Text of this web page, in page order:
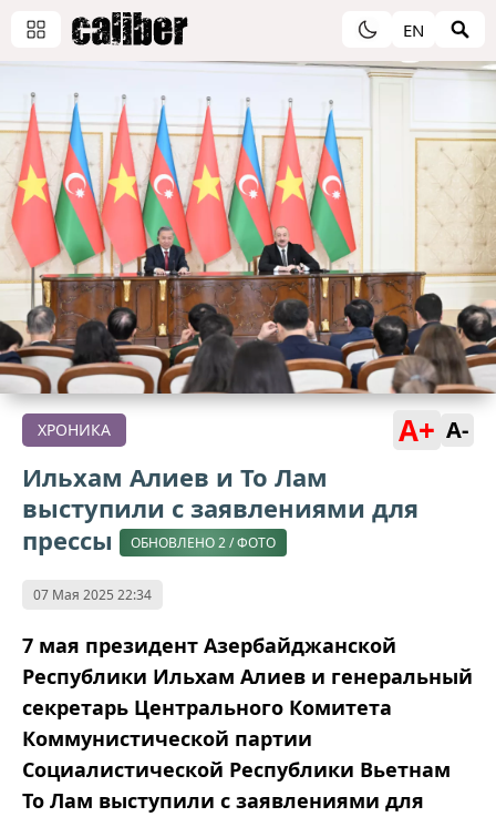
EN
ХРОНИКА A+ A-
Ильхам Алиев и То Лам
выступили с заявлениями для
прессы
ОБНОВЛЕНО 2 / ФОТО
07 Мая 2025 22:34
7 мая президент Азербайджанской
Республики Ильхам Алиев и генеральный
секретарь Центрального Комитета
Коммунистической партии
Социалистической Республики Вьетнам
То Лам выступили с заявлениями для